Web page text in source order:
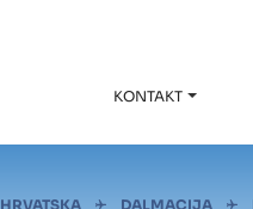
KONTAKT
HRVATSKA DALMACIJA